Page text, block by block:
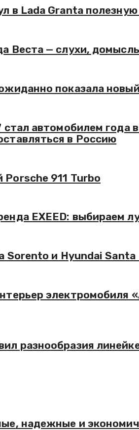
в Lada Granta
Веста — слухи,
показала
автомобилем года
в Россию
911 Turbo
EXEED: выбираем
Sorento и Hyundai
электромобиля
разнообразия
надежные и